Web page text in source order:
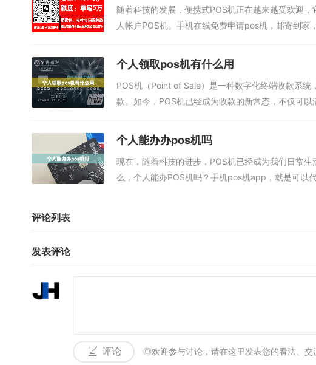
随着科技的发展，便携式POS机正在越来越受欢迎
人帐户POS机。手机在线免费申请pos机，邮寄到
个人领取pos机有什么用
POS机（Point of Sale）是一种数字化终端收款系
款。如今，POS机已经成为收款的新常态，不仅可
个人能办办pos机吗
现在，随着科技的进步，POS机已经成为我们日常
么，个人能办POS机吗？手机pos机app，就是可以
评论列表
发表评论
评论 ◎欢迎参与讨论，请在这里发表您的看法、交